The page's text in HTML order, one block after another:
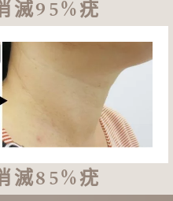
滅95%疣
滅85%疣